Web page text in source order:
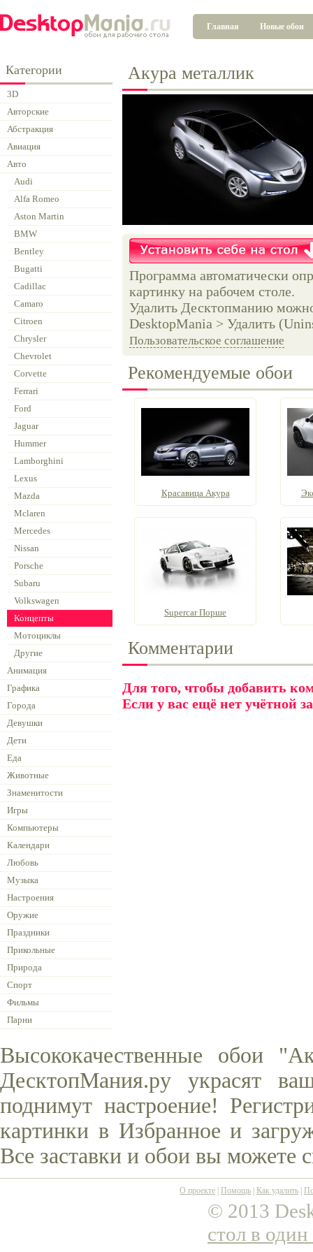
Главная Новые обои
Категории
3D
Авторские
Абстракция
Авиация
Авто
Audi
Alfa Romeo
Aston Martin
BMW
Bentley
Bugatti
Cadillac
Camaro
Citroen
Chrysler
Chevrolet
Corvette
Ferrari
Ford
Jaguar
Hummer
Lamborghini
Lexus
Mazda
Mclaren
Mercedes
Nissan
Porsche
Subaru
Volkswagen
Концепты
Мотоциклы
Другие
Анимация
Графика
Города
Девушки
Дети
Еда
Животные
Знаменитости
Игры
Компьютеры
Календари
Любовь
Музыка
Настроения
Оружие
Праздники
Прикольные
Природа
Спорт
Фильмы
Парни
Акура металлик
Программа автоматически
картинку на рабочем столе.
Удалить Десктопманию
DesktopMania > Удалить
Пользовательское соглашение
Рекомендуемые обои
Красавица Акура
Supercar Порше
Комментарии
Для того, чтобы добавить
Если у вас ещё нет учётной
Высококачественные обои
ДесктопМания.ру украсят
поднимут настроение!
картинки в Избранное и
Все заставки и обои вы можете
О проекте Помощь Как удалить
© 2013
стол в